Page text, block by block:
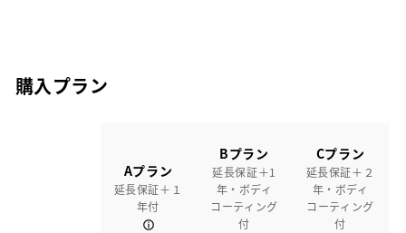
購入プラン
Aプラン
延長保証＋１
年付
Bプラン
延長保証＋1
年・ボディ
コーティング
付
Cプラン
延長保証＋２
年・ボディ
コーティング
付